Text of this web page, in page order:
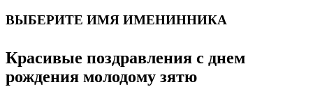
ВЫБЕРИТЕ ИМЯ ИМЕНИННИКА
Красивые поздравления с днем
рождения молодому зятю